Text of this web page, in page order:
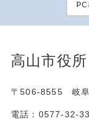
高山市役所
〒506-8555 岐
電話：0577-32-